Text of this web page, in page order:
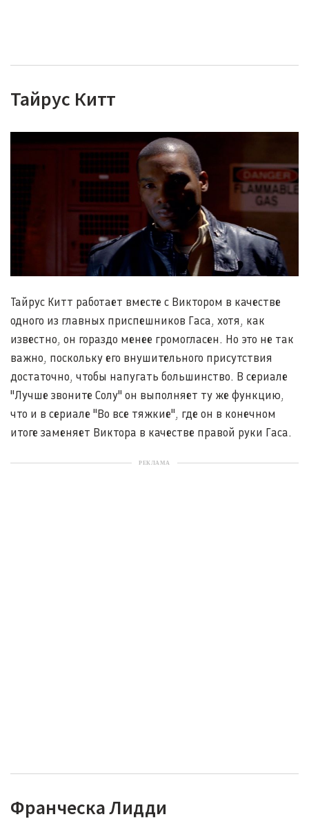
Тайрус Китт
Тайрус Китт работает вместе с Виктором в качестве
одного из главных приспешников Гаса, хотя, как
известно, он гораздо менее громогласен. Но это не так
важно, поскольку его внушительного присутствия
достаточно, чтобы напугать большинство. В сериале
"Лучше звоните Солу" он выполняет ту же функцию,
что и в сериале "Во все тяжкие", где он в конечном
итоге заменяет Виктора в качестве правой руки Гаса.
РЕКЛАМА
Франческа Лидди